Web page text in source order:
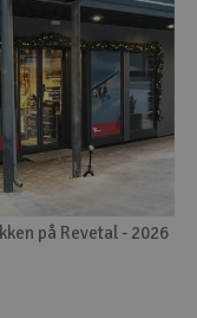
på Revetal - 2026